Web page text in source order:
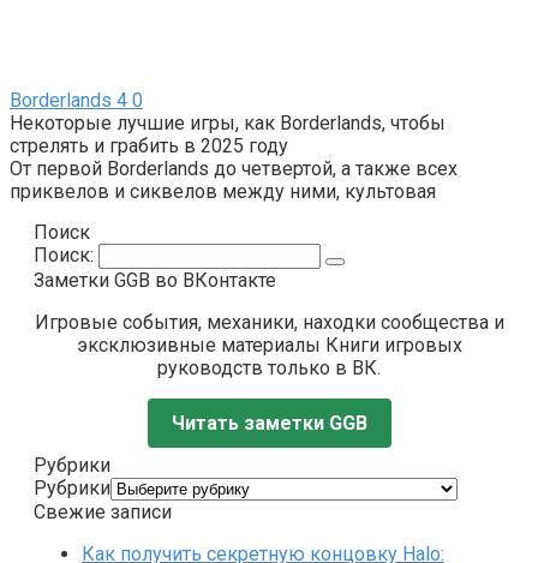
Borderlands 4 0
Некоторые лучшие игры, как Borderlands, чтобы
стрелять и грабить в 2025 году
От первой Borderlands до четвертой, а также всех
приквелов и сиквелов между ними, культовая
Поиск
Поиск:
Заметки GGB во ВКонтакте
Игровые события, механики, находки сообщества и
эксклюзивные материалы Книги игровых
руководств только в ВК.
Читать заметки GGB
Рубрики
Рубрики
Свежие записи
Как получить секретную концовку Halo: